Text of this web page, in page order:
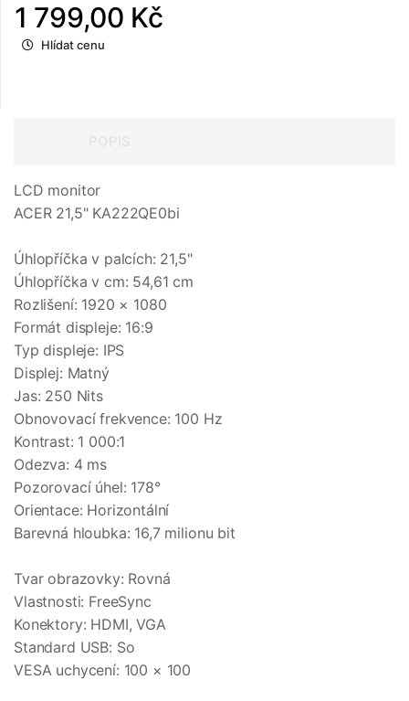
1 799,00 Kč
Hlídat cenu
LCD monitor
ACER 21,5" KA222QE0bi
Úhlopříčka v palcích: 21,5"
Úhlopříčka v cm: 54,61 cm
Rozlišení: 1920 × 1080
Formát displeje: 16:9
Typ displeje: IPS
Displej: Matný
Jas: 250 Nits
Obnovovací frekvence: 100 Hz
Kontrast: 1 000:1
Odezva: 4 ms
Pozorovací úhel: 178°
Orientace: Horizontální
Barevná hloubka: 16,7 milionu bit
Tvar obrazovky: Rovná
Vlastnosti: FreeSync
Konektory: HDMI, VGA
Standard USB: So
VESA uchycení: 100 × 100